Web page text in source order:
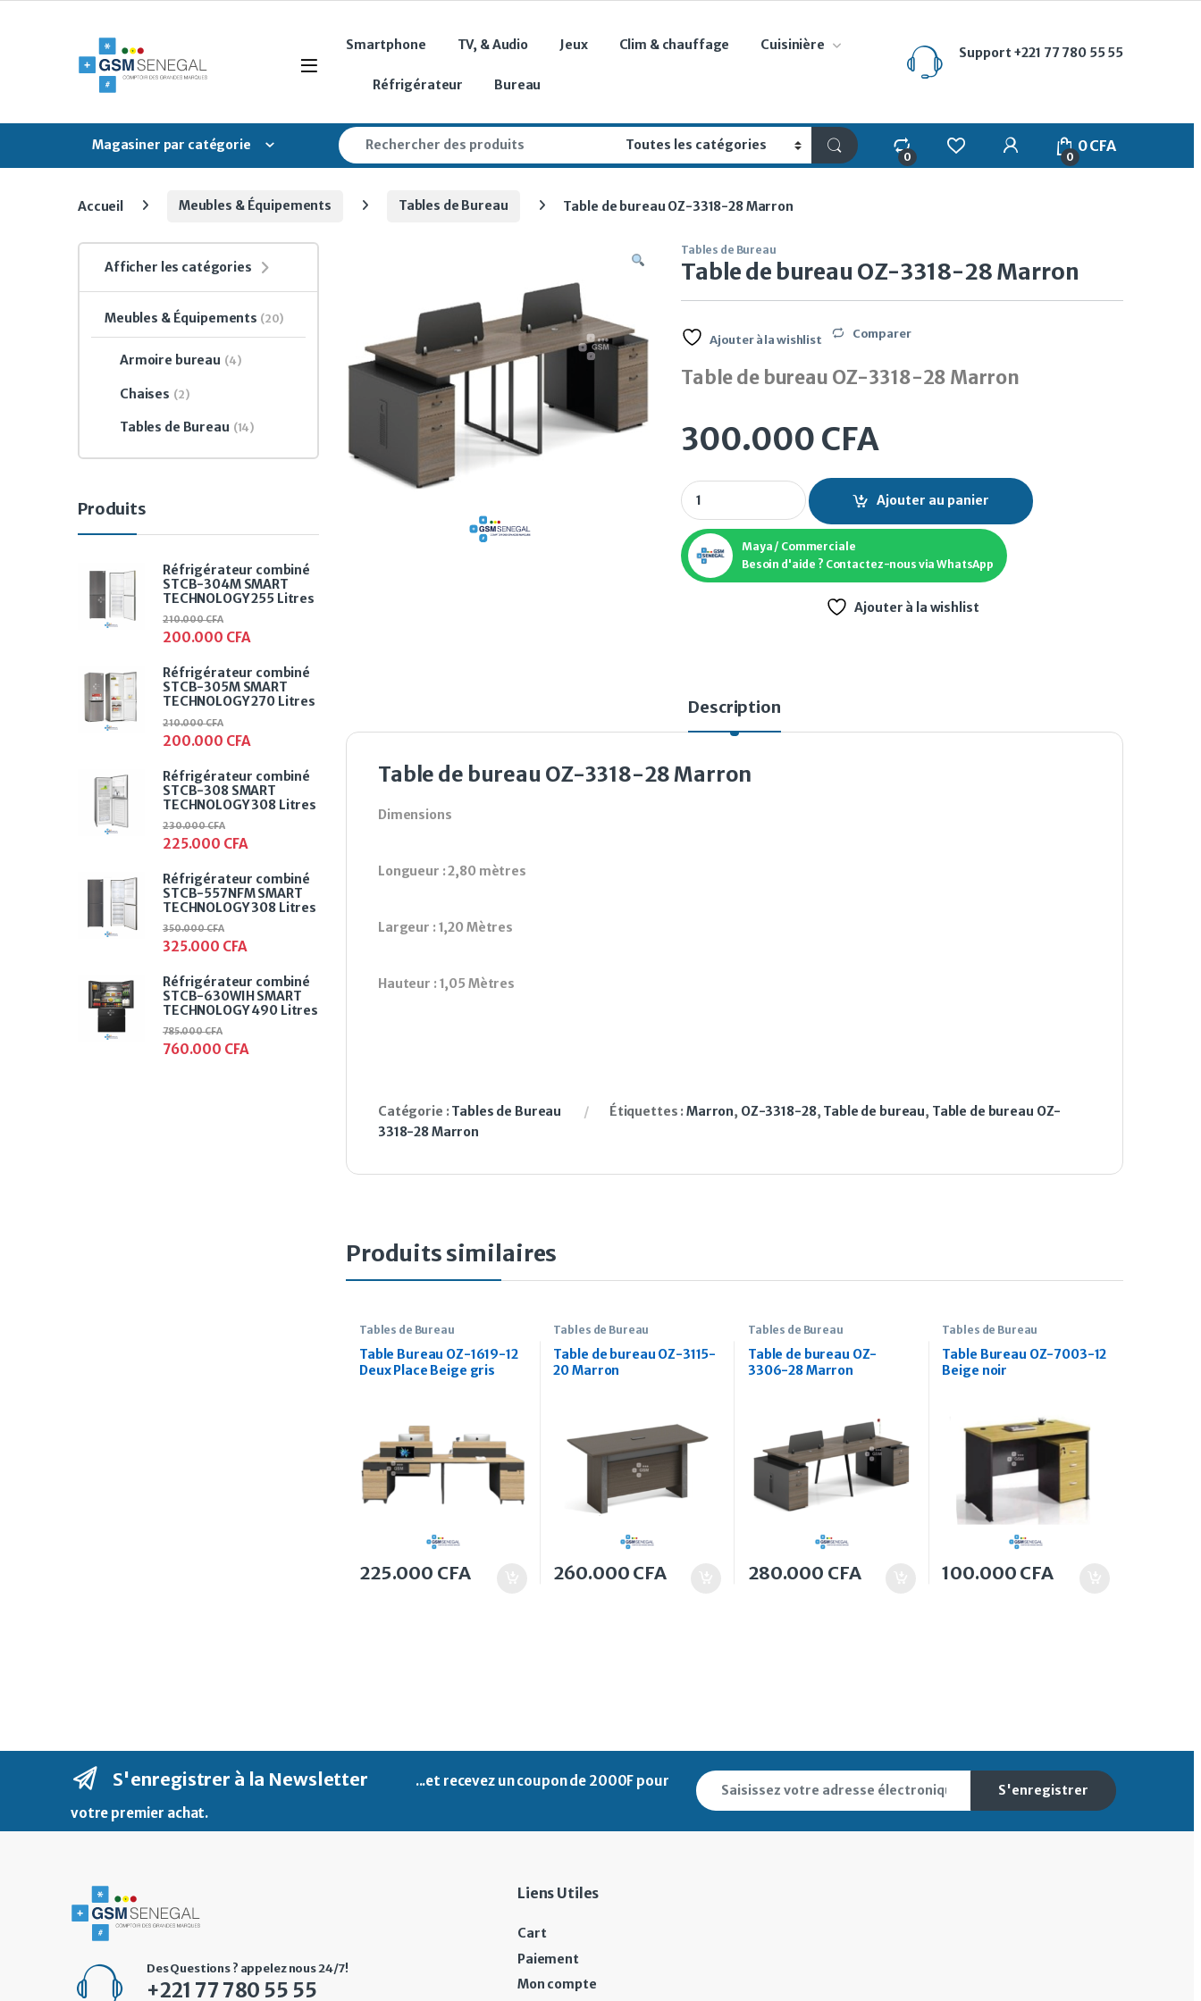
Open
Smartphone TV, & Audio Jeux Clim & chauffage Cuisinière
Réfrigérateur Bureau
Support +221 77 780 55 55
Magasiner par catégorie
Search for:
0
My Account
0
0CFA
Accueil Meubles & Équipements Tables de Bureau Table de bureau OZ-3318-28 Marron
Tables de Bureau
Table de bureau OZ-3318-28 Marron
Ajouter à la wishlist Comparer
Table de bureau OZ-3318-28 Marron
300.000 CFA
Table de bureau OZ-3318-28 Marron quantity
Ajouter au panier
Maya / Commerciale
Besoin d'aide ? Contactez-nous via WhatsApp
Ajouter à la wishlist
Description
Table de bureau OZ-3318-28 Marron
Dimensions
Longueur : 2,80 mètres
Largeur : 1,20 Mètres
Hauteur : 1,05 Mètres
Catégorie :Tables de Bureau Étiquettes :Marron, OZ-3318-28, Table de bureau, Table de bureau OZ-
3318-28 Marron
Produits similaires
Tables de Bureau
Table Bureau OZ-1619-12
Deux Place Beige gris
225.000 CFA
Tables de Bureau
Table de bureau OZ-3115-
20 Marron
260.000 CFA
Tables de Bureau
Table de bureau OZ-
3306-28 Marron
280.000 CFA
Tables de Bureau
Table Bureau OZ-7003-12
Beige noir
100.000 CFA
Afficher les catégories
Meubles & Équipements (20)
Armoire bureau (4)
Chaises (2)
Tables de Bureau (14)
Produits
Réfrigérateur combiné
STCB-304M SMART
TECHNOLOGY 255 Litres
200.000 CFA
210.000CFA
Réfrigérateur combiné
STCB-305M SMART
TECHNOLOGY 270 Litres
200.000 CFA
210.000CFA
Réfrigérateur combiné
STCB-308 SMART
TECHNOLOGY 308 Litres
225.000 CFA
230.000CFA
Réfrigérateur combiné
STCB-557NFM SMART
TECHNOLOGY 308 Litres
325.000 CFA
350.000CFA
Réfrigérateur combiné
STCB-630WIH SMART
TECHNOLOGY 490 Litres
760.000 CFA
785.000CFA
S'enregistrer à la Newsletter ...et recevez uncoupon de 2000F pour
votre premier achat.
S'enregistrer
Des Questions ? appelez nous 24/7!
+221 77 780 55 55
Liens Utiles
Cart
Paiement
Mon compte